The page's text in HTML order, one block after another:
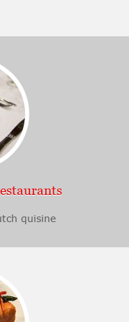
quisine